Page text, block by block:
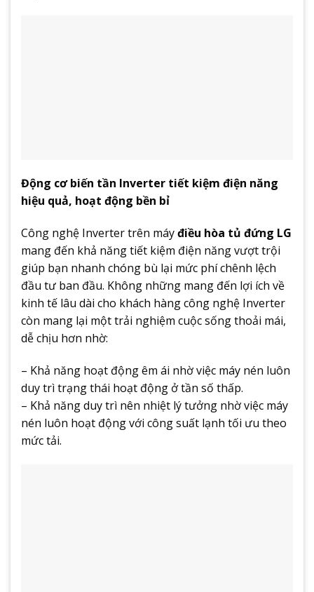
Động cơ biến tần Inverter tiết kiệm điện năng
hiệu quả, hoạt động bền bỉ
Công nghệ Inverter trên máyđiều hòa tủ đứng LG
mang đến khả năng tiết kiệm điện năng vượt trội
giúp bạn nhanh chóng bù lại mức phí chênh lệch
đầu tư ban đầu. Không những mang đến lợi ích về
kinh tế lâu dài cho khách hàng công nghệ Inverter
còn mang lại một trải nghiệm cuộc sống thoải mái,
dễ chịu hơn nhờ:
– Khả năng hoạt động êm ái nhờ việc máy nén luôn
duy trì trạng thái hoạt động ở tần số thấp.
– Khả năng duy trì nên nhiệt lý tưởng nhờ việc máy
nén luôn hoạt động với công suất lạnh tối ưu theo
mức tải.